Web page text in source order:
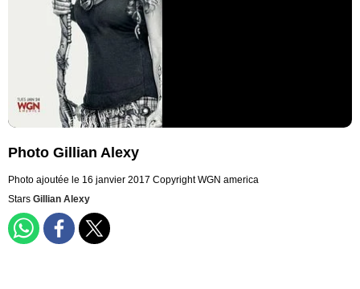
Photo Gillian Alexy
Photo ajoutée le 16 janvier 2017 Copyright WGN america
Stars Gillian Alexy